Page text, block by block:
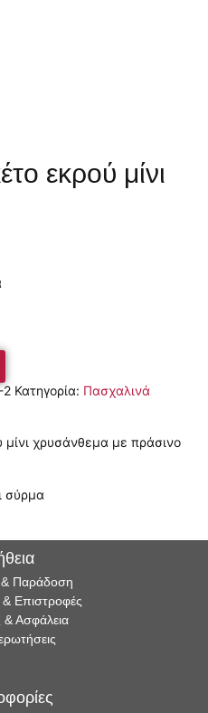
εκρού μίνι
2 Κατηγορία: Πασχαλινά
χρυσάνθεμα με πράσινο
σύρμα
Παράδοση
& Επιστροφές
Ασφάλεια